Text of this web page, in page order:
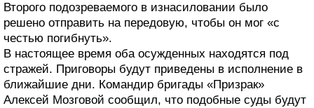
Второго подозреваемого в изнасиловании было
решено отправить на передовую, чтобы он мог «с
честью погибнуть».
В настоящее время оба осужденных находятся под
стражей. Приговоры будут приведены в исполнение в
ближайшие дни. Командир бригады «Призрак»
Алексей Мозговой сообщил, что подобные суды будут